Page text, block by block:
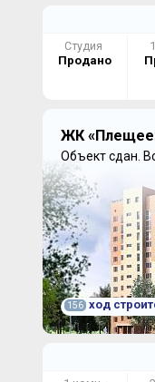
Студия
Продано
ЖК
Объект сдан.
156 ход